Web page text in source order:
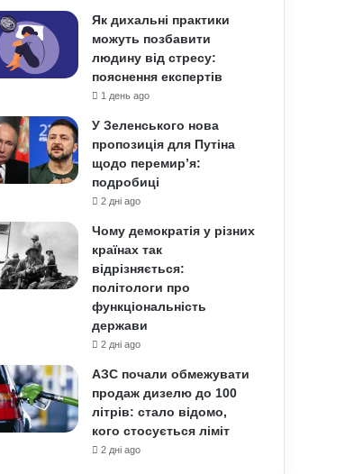
Як дихальні практики
можуть позбавити
людину від стресу:
пояснення експертів
1 день ago
У Зеленського нова
пропозиція для Путіна
щодо перемир’я:
подробиці
2 дні ago
Чому демократія у різних
країнах так
відрізняється:
політологи про
функціональність
держави
2 дні ago
АЗС почали обмежувати
продаж дизелю до 100
літрів: стало відомо,
кого стосується ліміт
2 дні ago